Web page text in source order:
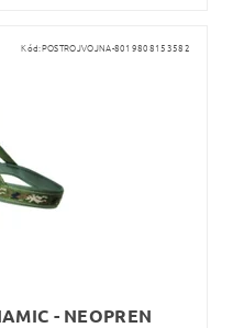
Kód:POSTROJVOJNA-8019808153582
- NEOPREN